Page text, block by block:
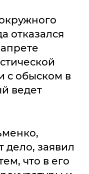
отказался
с обыском в
ведет
дело, заявил
что в его